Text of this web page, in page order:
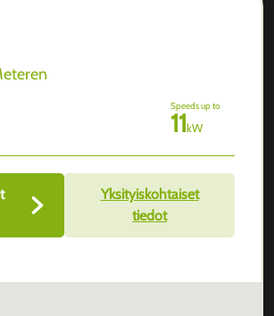
Speeds up to
11kW
Yksityiskohtaiset
tiedot